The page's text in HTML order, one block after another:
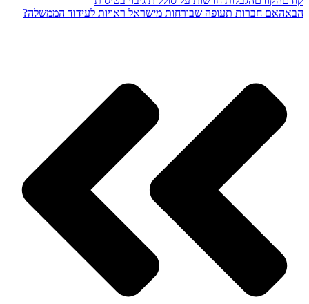
הבאהאם חברות תעופה שבורחות מישראל ראויות לעידוד הממשלה?